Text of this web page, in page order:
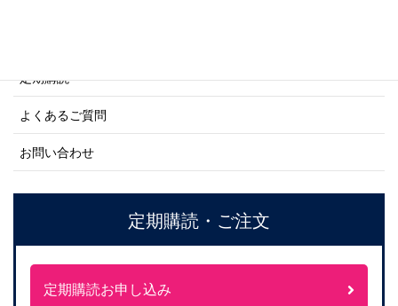
定期購読
よくあるご質問
お問い合わせ
定期購読・ご注文
定期購読お申し込み